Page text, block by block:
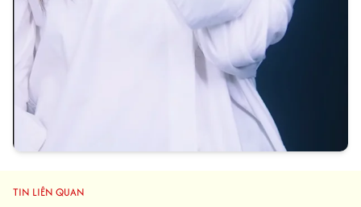
TIN LIÊN QUAN